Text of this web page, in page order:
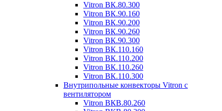
Vitron ВК.80.300
Vitron ВК.90.160
Vitron ВК.90.200
Vitron ВК.90.260
Vitron ВК.90.300
Vitron ВК.110.160
Vitron ВК.110.200
Vitron ВК.110.260
Vitron ВК.110.300
Внутрипольные конвекторы Vitron с
вентилятором
Vitron ВКВ.80.260